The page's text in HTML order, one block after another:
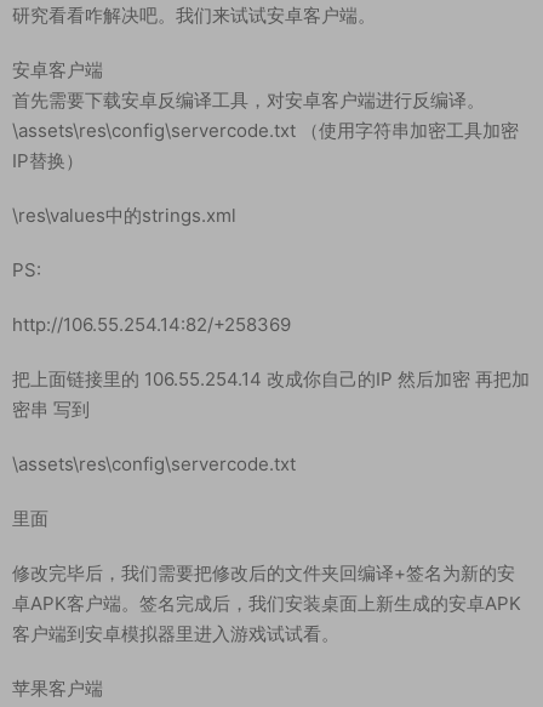
研究看看咋解决吧。我们来试试安卓客户端。
安卓客户端
首先需要下载安卓反编译工具，对安卓客户端进行反编译。
\assets\res\config\servercode.txt （使用字符串加密工具加密
IP替换）
\res\values中的strings.xml
PS:
http://106.55.254.14:82/+258369
把上面链接里的 106.55.254.14 改成你自己的IP 然后加密 再把加
密串 写到
\assets\res\config\servercode.txt
里面
修改完毕后，我们需要把修改后的文件夹回编译+签名为新的安
卓APK客户端。签名完成后，我们安装桌面上新生成的安卓APK
客户端到安卓模拟器里进入游戏试试看。
苹果客户端